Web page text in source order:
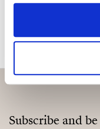
Subscribe and